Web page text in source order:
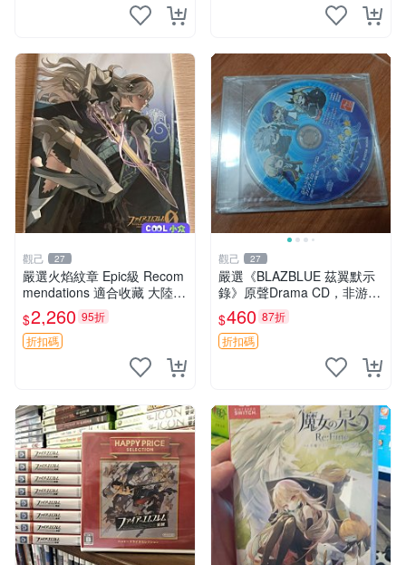
觀己 27
嚴選火焰紋章 Epic級 Recom
mendations 適合收藏 大陸紋
章 火焰紋章 Exp
$2,260 95折
折扣碼
觀己 27
嚴選《BLAZBLUE 茲翼默示
錄》原聲Drama CD，非游戲
光碟，適合收藏 蒼翼 默示錄
游玩
$460 87折
折扣碼